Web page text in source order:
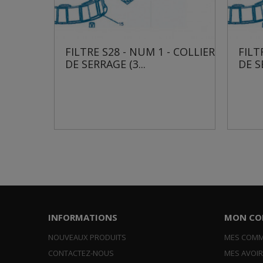
S28 - NUM 1 - COLLIER
FILTRE S28 - NUM 1 -
DE SERRAGE (6...
INFORMATIONS
NOUVEAUX PRODUITS
CONTACTEZ-NOUS
MON
MES
MES